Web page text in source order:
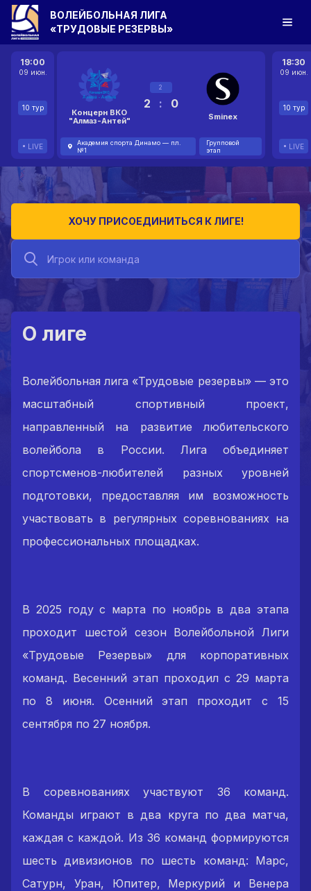
19:00
09 июн.
10 тур
LIVE
Концерн ВКО
"Алмаз-Антей"
2
2 : 0
Sminex
Академия спорта Динамо — пл.
№1
Групповой
этап
18:30
09 июн.
10 тур
LIVE
ВОЛЕЙБОЛЬНАЯ ЛИГА
«ТРУДОВЫЕ РЕЗЕРВЫ»
ХОЧУ ПРИСОЕДИНИТЬСЯ К ЛИГЕ!
О лиге
Волейбольная лига «Трудовые резервы» — это
масштабный спортивный проект,
направленный на развитие любительского
волейбола в России. Лига объединяет
спортсменов-любителей разных уровней
подготовки, предоставляя им возможность
участвовать в регулярных соревнованиях на
профессиональных площадках.
В 2025 году с марта по ноябрь в два этапа
проходит шестой сезон Волейбольной Лиги
«Трудовые Резервы» для корпоративных
команд. Весенний этап проходил с 29 марта
по 8 июня. Осенний этап проходит с 15
сентября по 27 ноября.
В соревнованиях участвуют 36 команд.
Команды играют в два круга по два матча,
каждая с каждой. Из 36 команд формируются
шесть дивизионов по шесть команд: Марс,
Сатурн, Уран, Юпитер, Меркурий и Венера